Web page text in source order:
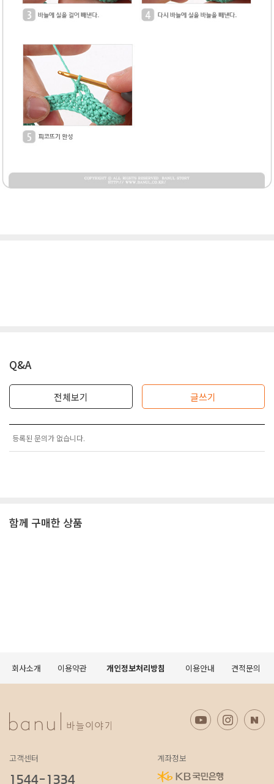
Q&A
전체보기 글쓰기
등록된 문의가 없습니다.
함께 구매한 상품
회사소개 이용약관 개인정보처리방침 이용안내 견적문의
고객센터
1544-1334
계좌정보